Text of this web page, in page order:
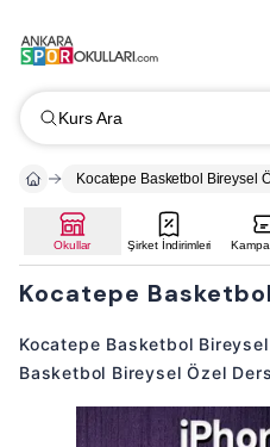
Kurs Ara
Kocatepe Basketbol Bireysel
Okullar Şirket İndirimleri
Kocatepe
Kocatepe Basketbol
Basketbol Bireysel Özel